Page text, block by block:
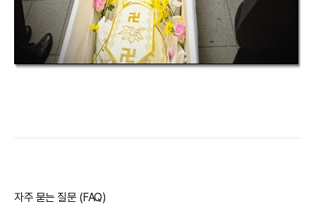
자주 묻는 질문 (FAQ)